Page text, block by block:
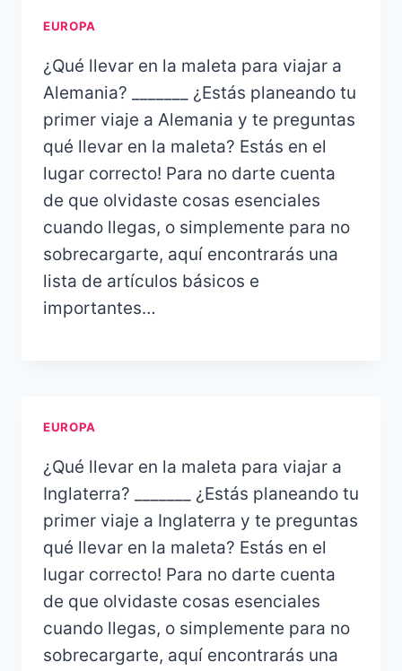
EUROPA
¿Qué llevar en la maleta para viajar a
Alemania? _______ ¿Estás planeando tu
primer viaje a Alemania y te preguntas
qué llevar en la maleta? Estás en el
lugar correcto! Para no darte cuenta
de que olvidaste cosas esenciales
cuando llegas, o simplemente para no
sobrecargarte, aquí encontrarás una
lista de artículos básicos e
importantes…
EUROPA
¿Qué llevar en la maleta para viajar a
Inglaterra? _______ ¿Estás planeando tu
primer viaje a Inglaterra y te preguntas
qué llevar en la maleta? Estás en el
lugar correcto! Para no darte cuenta
de que olvidaste cosas esenciales
cuando llegas, o simplemente para no
sobrecargarte, aquí encontrarás una